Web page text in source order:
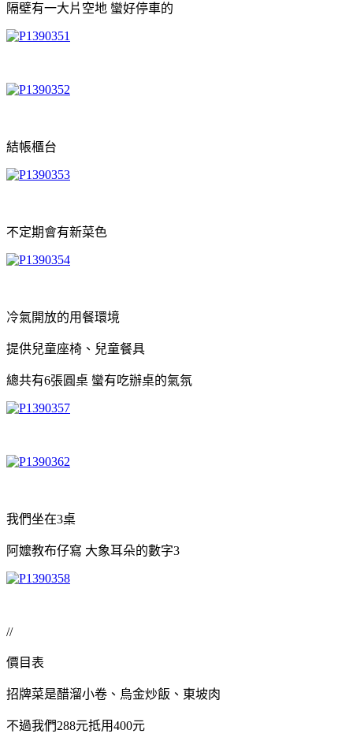
隔壁有一大片空地 蠻好停車的
結帳櫃台
不定期會有新菜色
冷氣開放的用餐環境
提供兒童座椅、兒童餐具
總共有6張圓桌 蠻有吃辦桌的氣氛
我們坐在3桌
阿嬤教布仔寫 大象耳朵的數字3
//
價目表
招牌菜是醋溜小卷、烏金炒飯、東坡肉
不過我們288元抵用400元